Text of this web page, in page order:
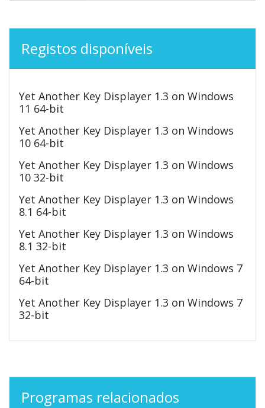
Registos disponíveis
Yet Another Key Displayer 1.3 on Windows
11 64-bit
Yet Another Key Displayer 1.3 on Windows
10 64-bit
Yet Another Key Displayer 1.3 on Windows
10 32-bit
Yet Another Key Displayer 1.3 on Windows
8.1 64-bit
Yet Another Key Displayer 1.3 on Windows
8.1 32-bit
Yet Another Key Displayer 1.3 on Windows 7
64-bit
Yet Another Key Displayer 1.3 on Windows 7
32-bit
Programas relacionados